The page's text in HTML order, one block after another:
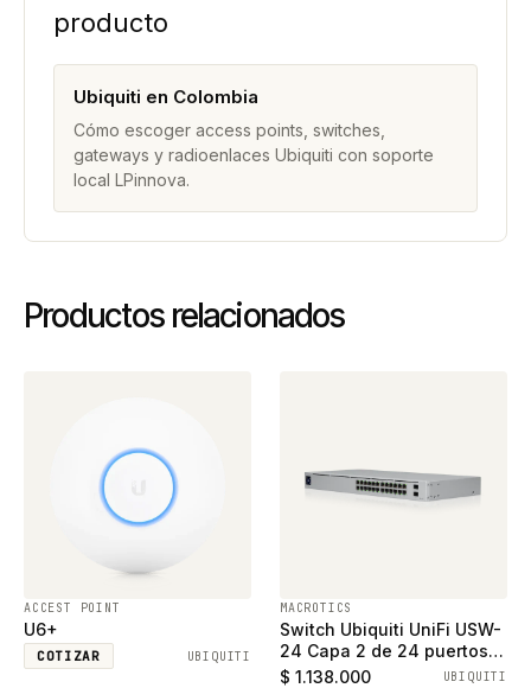
producto
Ubiquiti en Colombia
Cómo escoger access points, switches,
gateways y radioenlaces Ubiquiti con soporte
local LPinnova.
Productos relacionados
ACCEST POINT
U6+
COTIZAR UBIQUITI
MACROTICS
Switch Ubiquiti UniFi USW-
24 Capa 2 de 24 puertos
ethernet gigabit y 2
$ 1.138.000 UBIQUITI